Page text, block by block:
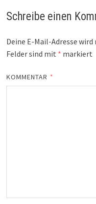
Schreibe einen
Deine E-Mail-Adresse
Felder sind mit * markiert
KOMMENTAR *